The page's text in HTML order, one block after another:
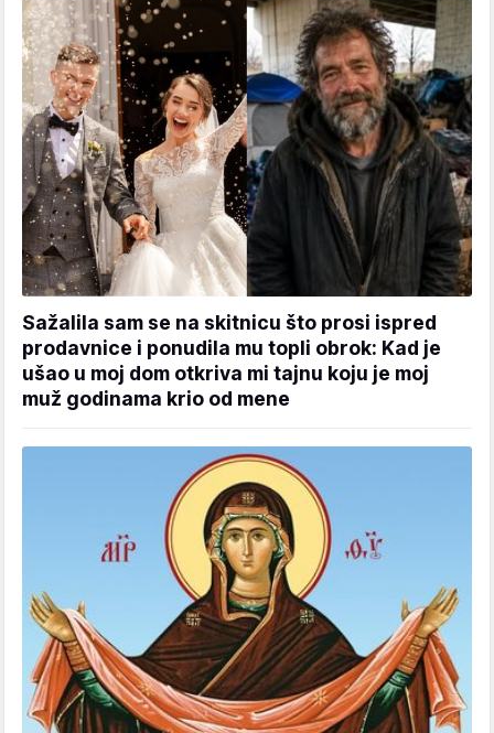
Sažalila sam se na skitnicu što prosi ispred
prodavnice i ponudila mu topli obrok: Kad je
ušao u moj dom otkriva mi tajnu koju je moj
muž godinama krio od mene